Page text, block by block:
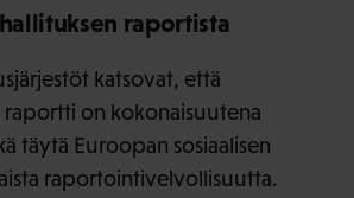
raportista
katsovat, että
on kokonaisuutena
täytä Euroopan sosiaalisen
raportointivelvollisuutta.